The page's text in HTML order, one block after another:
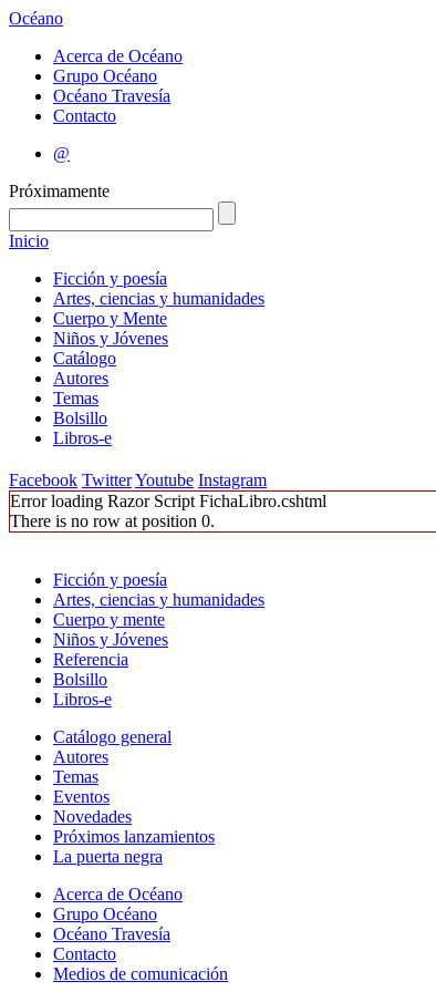
Océano
Acerca de Océano
Grupo Océano
Océano Travesía
Contacto
@
Próximamente
Inicio
Ficción y poesía
Artes, ciencias y humanidades
Cuerpo y Mente
Niños y Jóvenes
Catálogo
Autores
Temas
Bolsillo
Libros-e
Facebook TwitterYoutube Instagram
Error loading Razor Script FichaLibro.cshtml
There is no row at position 0.
Ficción y poesía
Artes, ciencias y humanidades
Cuerpo y mente
Niños y Jóvenes
Referencia
Bolsillo
Libros-e
Catálogo general
Autores
Temas
Eventos
Novedades
Próximos lanzamientos
La puerta negra
Acerca de Océano
Grupo Océano
Océano Travesía
Contacto
Medios de comunicación